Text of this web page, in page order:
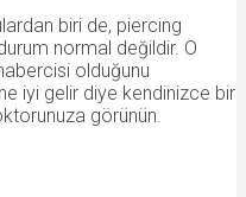
biri de, piercing
normal değildir. O
olduğunu
iyi gelir diye kendinizce bir
görünün.